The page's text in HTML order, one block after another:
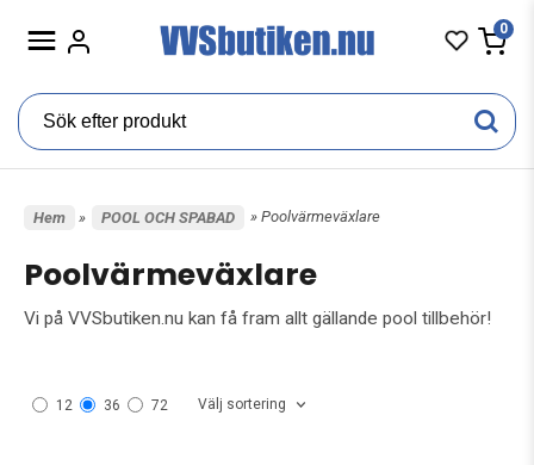
0
Hem » POOL OCH SPABAD » Poolvärmeväxlare
Poolvärmeväxlare
Vi på VVSbutiken.nu kan få fram allt gällande pool tillbehör!
12 36 72 Välj sortering